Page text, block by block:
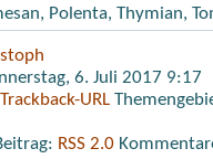
, Polenta, Thymian,
6. Juli 2017 9:17
Trackback-URL
RSS 2.0